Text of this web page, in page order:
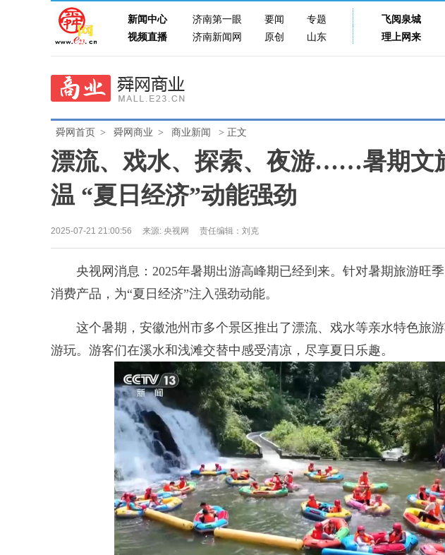
新闻中心 济南第一眼 要闻 专题 飞阅泉城
视频直播
济南新闻网 原创 山东 理上网来
舜网首页 > 舜网商业 > 商业新闻 > 正文
漂流、戏水、探索、夜游……暑期文
温 “夏日经济”动能强劲
2025-07-21 21:00:56 来源: 央视网 责任编辑：刘克
央视网消息：2025年暑期出游高峰期已经到来。针对暑期旅游旺
消费产品，为“夏日经济”注入强劲动能。
这个暑期，安徽池州市多个景区推出了漂流、戏水等亲水特色旅游
游玩。游客们在溪水和浅滩交替中感受清凉，尽享夏日乐趣。